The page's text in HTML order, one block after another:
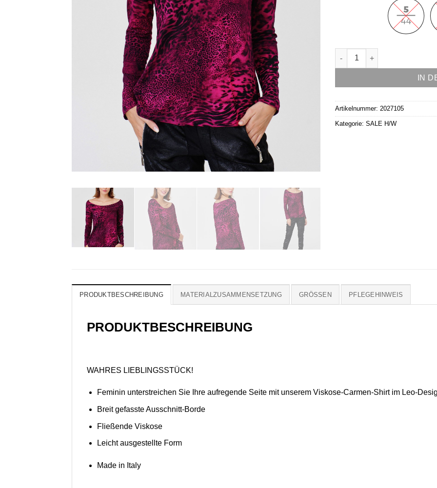
Shirt Modell Ginger Menge
IN
Artikelnummer: 2027105
Kategorie: SALE H/W
PRODUKTBESCHREIBUNG MATERIALZUSAMMENSETZUNG GRÖSSEN PFLEGEHINWEIS
PRODUKTBESCHREIBUNG
WAHRES LIEBLINGSSTÜCK!
Feminin unterstreichen Sie Ihre aufregende Seite mit unserem Viskose-Carmen-Shirt im Leo-
Breit gefasste Ausschnitt-Borde
Fließende Viskose
Leicht ausgestellte Form
Made in Italy